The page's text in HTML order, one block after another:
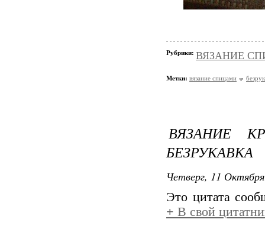
Рубрики: ВЯЗАНИЕ
Метки: вязание спицами
ВЯЗАНИЕ
БЕЗРУКАВКА
Четверг, 11
Это цитата
+ В свой